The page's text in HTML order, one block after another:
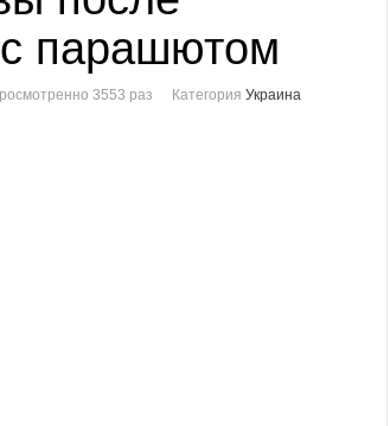
парашютом
3553 раз Категория Украина